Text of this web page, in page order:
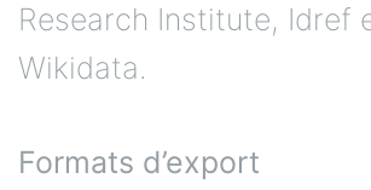
Research Institute, Idref
Wikidata.
Formats d’export